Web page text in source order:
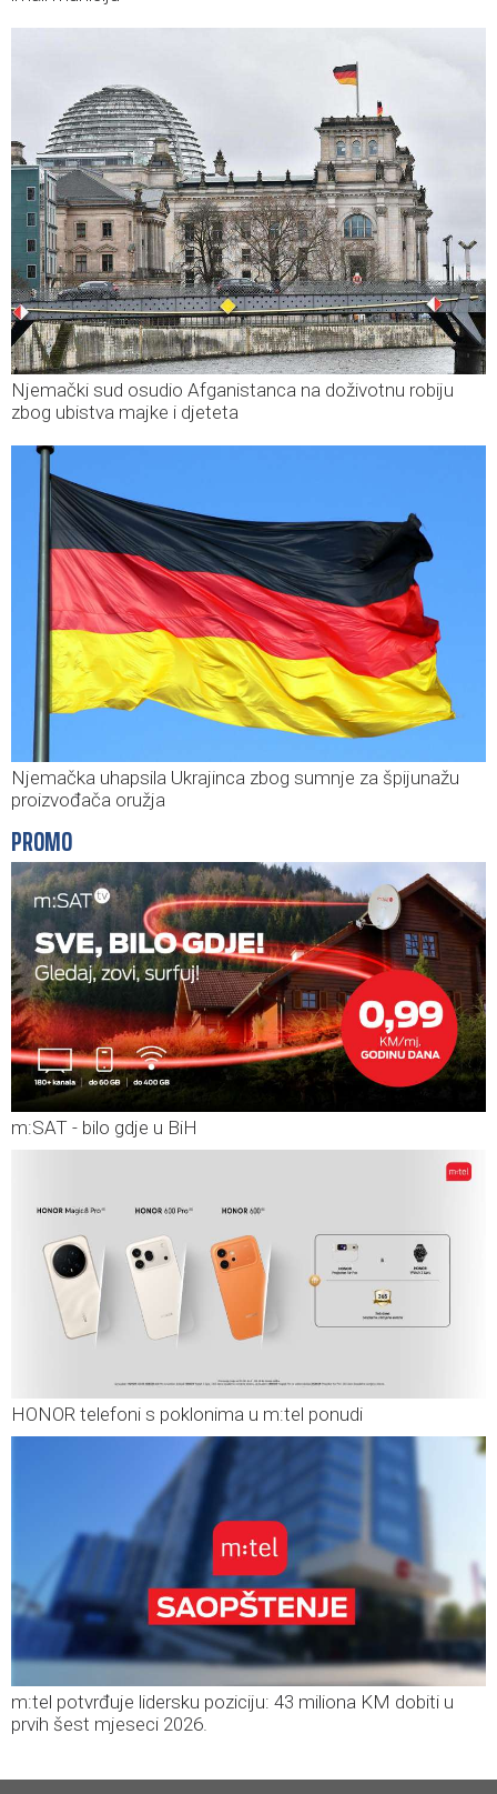
Njemački sud osudio Afganistanca na doživotnu robiju
zbog ubistva majke i djeteta
Njemačka uhapsila Ukrajinca zbog sumnje za špijunažu
proizvođača oružja
PROMO
m:SAT - bilo gdje u BiH
HONOR telefoni s poklonima u m:tel ponudi
m:tel potvrđuje lidersku poziciju: 43 miliona KM dobiti u
prvih šest mjeseci 2026.